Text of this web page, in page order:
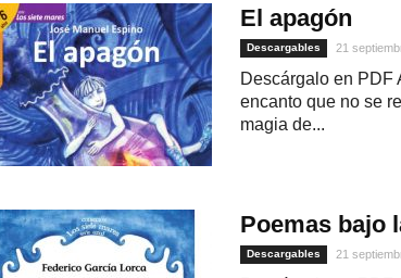
El apagón
Descargables 21
Descárgalo en PDF
encanto que no se
magia de...
Poemas bajo
Descargables 21